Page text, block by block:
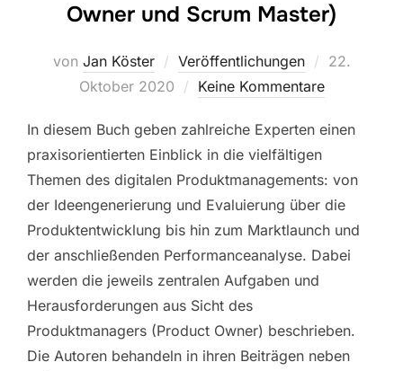
Owner und Scrum Master)
von Jan Köster Veröffentlichungen
22.
Oktober 2020
Keine Kommentare
In diesem Buch geben zahlreiche Experten einen
praxisorientierten Einblick in die vielfältigen
Themen des digitalen Produktmanagements: von
der Ideengenerierung und Evaluierung über die
Produktentwicklung bis hin zum Marktlaunch und
der anschließenden Performanceanalyse. Dabei
werden die jeweils zentralen Aufgaben und
Herausforderungen aus Sicht des
Produktmanagers (Product Owner) beschrieben.
Die Autoren behandeln in ihren Beiträgen neben